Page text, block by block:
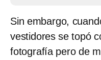
Sin embargo,
vestidores se topó
fotografía pero de